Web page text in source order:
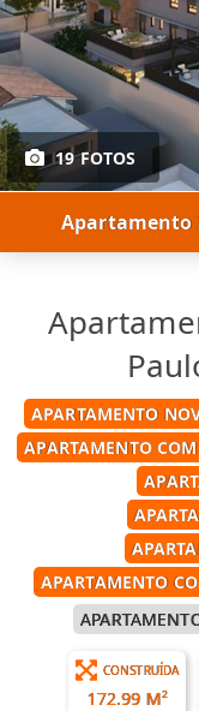
19 FOTOS
Apartamento
APARTAMENTO
APARTAMENTO
APARTAMENTO
CONSTRUÍDA
172.99 M²